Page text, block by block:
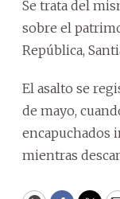
Se trata del
sobre el
República,
El asalto se
de mayo,
encapuchados
mientras